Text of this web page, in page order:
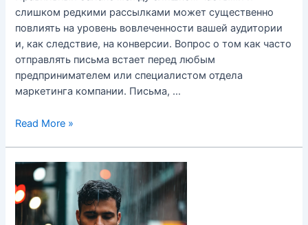
слишком редкими рассылками может существенно
повлиять на уровень вовлеченности вашей аудитории
и, как следствие, на конверсии. Вопрос о том как часто
отправлять письма встает перед любым
предпринимателем или специалистом отдела
маркетинга компании. Письма, …
Частота
Read More »